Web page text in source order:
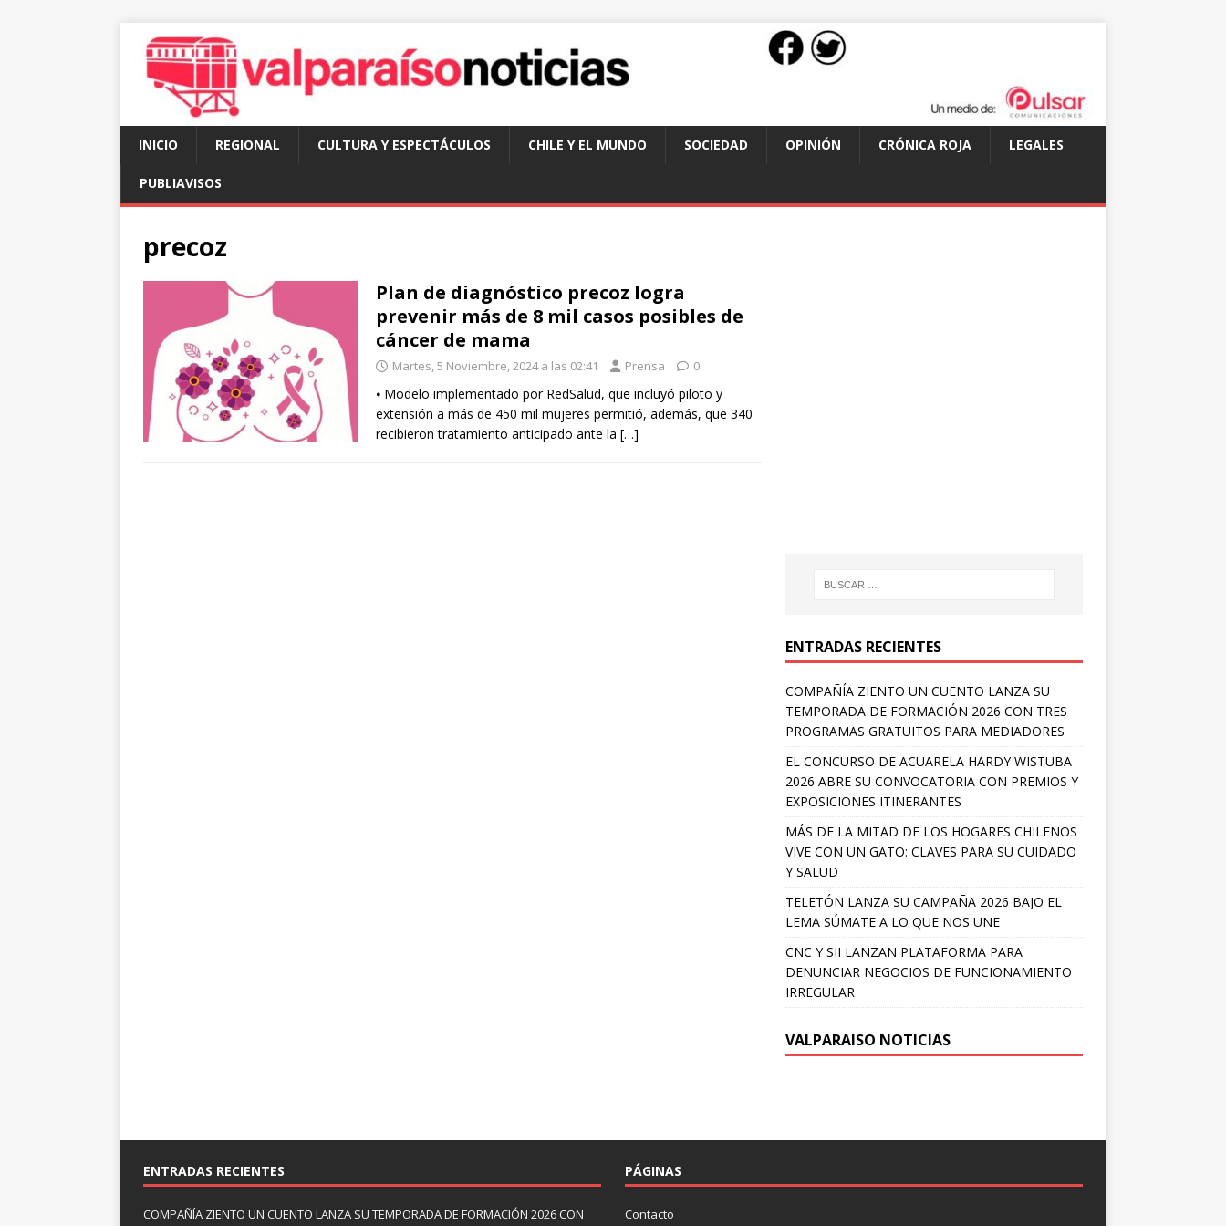
INICIO REGIONAL CULTURA Y ESPECTÁCULOS CHILE Y EL MUNDO SOCIEDAD OPINIÓN CRÓNICA ROJA LEGALES
PUBLIAVISOS
precoz
Plan de diagnóstico precoz logra
prevenir más de 8 mil casos posibles de
cáncer de mama
Martes, 5 Noviembre, 2024 a las 02:41 Prensa 0
⦁ Modelo implementado por RedSalud, que incluyó piloto y
extensión a más de 450 mil mujeres permitió, además, que 340
recibieron tratamiento anticipado ante la […]
ENTRADAS RECIENTES
COMPAÑÍA ZIENTO UN CUENTO LANZA SU
TEMPORADA DE FORMACIÓN 2026 CON TRES
PROGRAMAS GRATUITOS PARA MEDIADORES
EL CONCURSO DE ACUARELA HARDY WISTUBA
2026 ABRE SU CONVOCATORIA CON PREMIOS Y
EXPOSICIONES ITINERANTES
MÁS DE LA MITAD DE LOS HOGARES CHILENOS
VIVE CON UN GATO: CLAVES PARA SU CUIDADO
Y SALUD
TELETÓN LANZA SU CAMPAÑA 2026 BAJO EL
LEMA SÚMATE A LO QUE NOS UNE
CNC Y SII LANZAN PLATAFORMA PARA
DENUNCIAR NEGOCIOS DE FUNCIONAMIENTO
IRREGULAR
VALPARAISO NOTICIAS
ENTRADAS RECIENTES
COMPAÑÍA ZIENTO UN CUENTO LANZA SU TEMPORADA DE FORMACIÓN 2026 CON
PÁGINAS
Contacto